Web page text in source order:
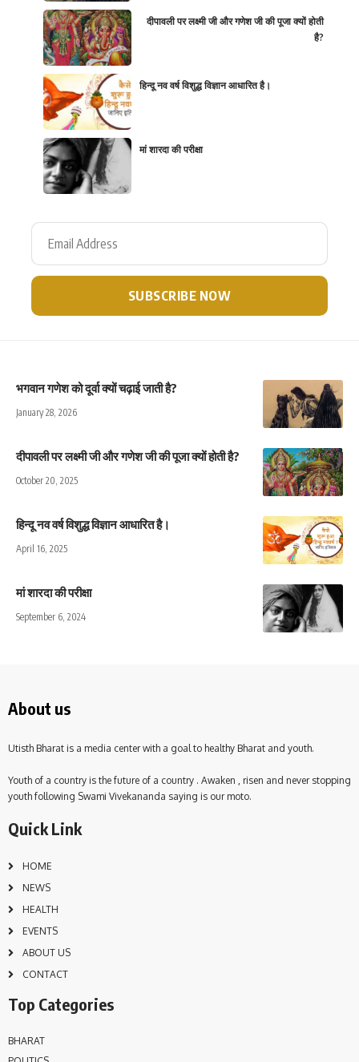
दीपावली पर लक्ष्मी जी और गणेश जी की पूजा क्यों होती
है?
हिन्दू नव वर्ष विशुद्ध विज्ञान आधारित है।
मां शारदा की परीक्षा
भगवान गणेश को दूर्वा क्यों चढ़ाई जाती है?
January 28, 2026
दीपावली पर लक्ष्मी जी और गणेश जी की पूजा क्यों होती है?
October 20, 2025
हिन्दू नव वर्ष विशुद्ध विज्ञान आधारित है।
April 16, 2025
मां शारदा की परीक्षा
September 6, 2024
About us
Utisth Bharat is a media center with a goal to healthy Bharat and youth.
Youth of a country is the future of a country . Awaken , risen and never stopping
youth following Swami Vivekananda saying is our moto.
Quick Link
HOME
NEWS
HEALTH
EVENTS
ABOUT US
CONTACT
Top Categories
BHARAT